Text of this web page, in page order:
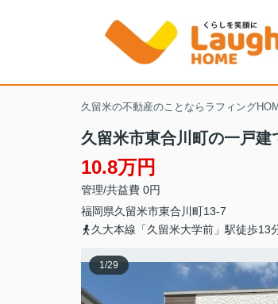
久留米の不動産のことならラフィング
久留米市東合川町の一戸建
10.8万円
管理/共益費 0円
福岡県久留米市東合川町13-7
久大本線「久留米大学前」駅徒歩13
1/29